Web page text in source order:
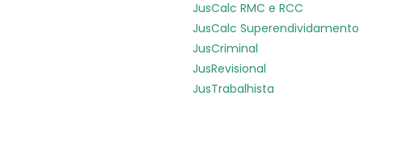
JusCalc RMC e RCC
JusCalc Superendividamento
JusCriminal
JusRevisional
JusTrabalhista